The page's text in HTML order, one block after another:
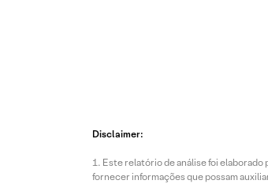
Disclaimer:
Este relatório de análise foi
fornecer informações que possam